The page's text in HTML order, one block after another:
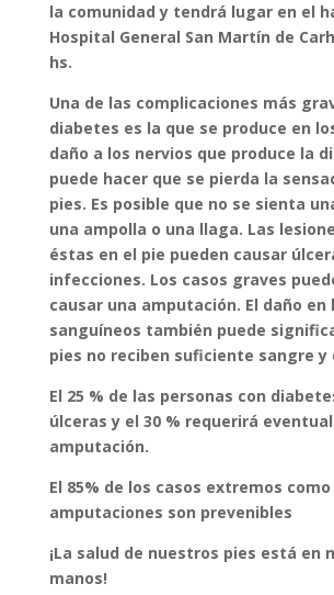
la comunidad y tendrá lugar en el
Hospital General San Martín de
hs.
Una de las complicaciones más
diabetes es la que se produce en
daño a los nervios que produce la
puede hacer que se pierda la
pies. Es posible que no se sienta
una ampolla o una llaga. Las
éstas en el pie pueden causar
infecciones. Los casos graves
causar una amputación. El daño en
sanguíneos también puede
pies no reciben suficiente sangre y
El 25 % de las personas con
úlceras y el 30 % requerirá
amputación.
El 85% de los casos extremos como
amputaciones son prevenibles
¡La salud de nuestros pies está en
manos!